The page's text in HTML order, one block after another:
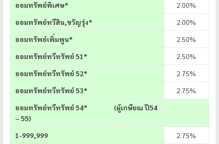
ออมทรัพย์พิเศษ*
2.00%
ออมทรัพย์ทวีสิน,ขวัญรุ่ง*
2.00%
ออมทรัพย์เพิ่มพูน*
2.50%
ออมทรัพย์ทวีทรัพย์ 51*
2.50%
ออมทรัพย์ทวีทรัพย์ 52*
2.75%
ออมทรัพย์ทวีทรัพย์ 53*
2.75%
ออมทรัพย์ทวีทรัพย์54* (ผู้เกษียณ ปี54
– 55)
1-999,999
2.75%